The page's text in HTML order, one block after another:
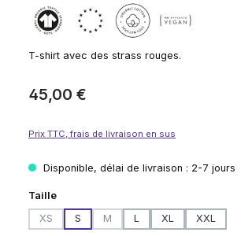
T-shirt avec des strass rouges.
Prix régulier :
45,00 €
Prix TTC, frais de livraison en sus
Disponible, délai de livraison : 2-7 jours
Sélectionnez
Taille
XS
(Cette option n'est pas disponible pour le
S M
(Cette option n'est pas
L XL XXL